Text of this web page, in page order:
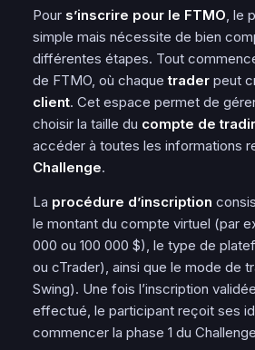
Pour s’inscrire pour le FTMO, le
simple mais nécessite de bien
différentes étapes. Tout
de FTMO, où chaquetrader peut
client. Cet espace permet de
choisir la taille du compte de
accéder à toutes les informations
Challenge.
La procédure d’inscription
le montant du compte virtuel (par
000 ou 100 000 $), le type de
ou cTrader), ainsi que le mode de
Swing). Une fois l’inscription
effectué, le participant reçoit ses
commencer la phase 1 du